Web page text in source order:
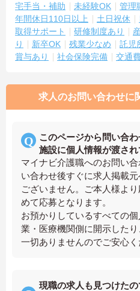
宅手当・補助
未経験OK 管理
年間休日110日以上
土日祝休
取得サポート
研修制度あり
り
新卒OK 残業少なめ 託児
賞与あり
社会保険完備 交通
求人のお問い合わせに
このページから問い合
施設に個人情報が渡さ
マイナビ介護職へのお問い
い合わせ後すぐに求人掲載
ございません。ご本人様よ
めて応募となります。
お預かりしているすべての
業・医療機関側に開示した
一切ありませんのでご安心く
現職の求人も見つけた